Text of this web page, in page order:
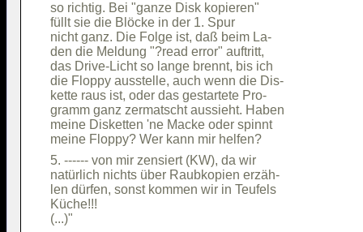
so richtig. Bei "ganze Disk kopieren"
füllt sie die Blöcke in der 1. Spur
nicht ganz. Die Folge ist, daß beim La-
den die Meldung "?read error" auftritt,
das Drive-Licht so lange brennt, bis ich
die Floppy ausstelle, auch wenn die Dis-
kette raus ist, oder das gestartete Pro-
gramm ganz zermatscht aussieht. Haben
meine Disketten 'ne Macke oder spinnt
5. ------ von mir zensiert (KW), da wir
natürlich nichts über Raubkopien erzäh-
len dürfen, sonst kommen wir in Teufels
Küche!!!